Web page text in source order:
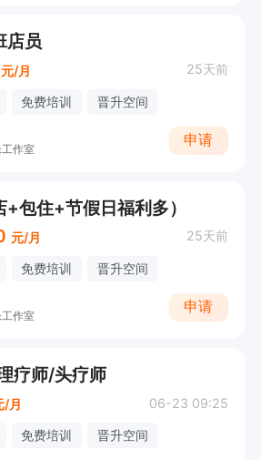
店员
元/月 25天前
免费培训 晋升空间
作室
申请
包住+节假日福利多）
元/月 25天前
免费培训 晋升空间
作室
申请
疗师/头疗师
/月 06-23 09:25
免费培训 晋升空间